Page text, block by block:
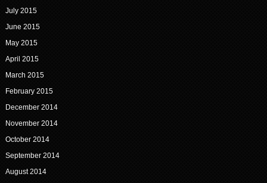
July 2015
June 2015
May 2015
April 2015
March 2015
February 2015
December 2014
November 2014
October 2014
September 2014
August 2014